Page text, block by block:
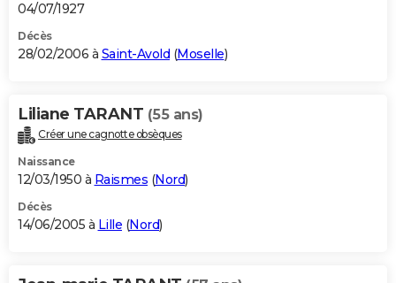
04/07/1927
Décès
28/02/2006 à Saint-Avold (Moselle)
Liliane TARANT (55 ans)
Créer une cagnotte obsèques
Naissance
12/03/1950 à Raismes (Nord)
Décès
14/06/2005 à Lille (Nord)